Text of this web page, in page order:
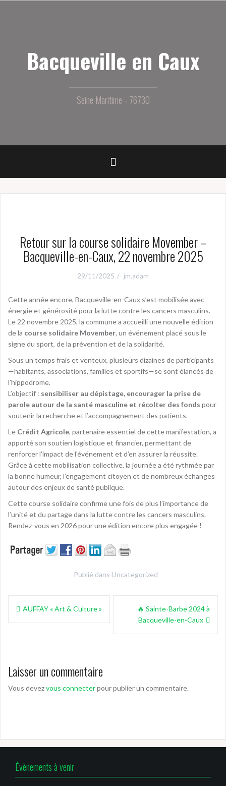
Bacqueville en Caux
Seine Maritime - 76730
Retour sur la course solidaire Movember –
Bacqueville-en-Caux, 22 novembre 2025
29/11/2025 jm.adam
Cette année encore, Bacqueville-en-Caux s’est mobilisée avec
énergie et générosité pour la lutte contre les cancers masculins.
Le 22 novembre 2025, la commune a accueilli une nouvelle édition
de la course solidaire Movember, un événement placé sous le
signe du sport, de la prévention et de la solidarité.
Sous un temps frais et venteux, plusieurs dizaines de participants
—habitants, associations, familles et sportifs—se sont élancés de
l’hippodrome.
L’objectif : sensibiliser au dépistage, encourager la prise de
parole autour de la santé masculine et récolter des fonds pour
soutenir la recherche et l’accompagnement des patients.
Le Crédit Agricole, partenaire essentiel de cette manifestation, a
apporté son soutien logistique et financier, permettant de
renforcer l’impact de l’événement et d’en assurer la réussite.
Grâce à cette mobilisation collective, la journée a été rythmée par
la bonne humeur, l’engagement citoyen et de nombreux échanges
autour des enjeux de santé publique.
Cette course solidaire confirme une fois de plus l’importance de
l’unité et du partage dans la lutte contre les cancers masculins.
Rendez-vous en 2026 pour une édition encore plus engagée !
Publié dans Uncategorized
Navigation
AUFFAY « Art & Culture »
🔥 Sainte-Barbe 2024 à
Bacqueville-en-Caux
Laisser un commentaire
Vous devezvous connecterpour publier un commentaire.
Évènements à venir